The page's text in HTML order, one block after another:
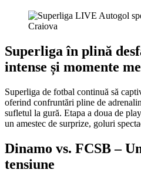
Superliga în plină
intense și momente
Superliga de fotbal continuă să
oferind confruntări pline de
sufletul la gură. Etapa a doua de
un amestec de surprize, goluri
Dinamo vs. FCSB –
tensiune